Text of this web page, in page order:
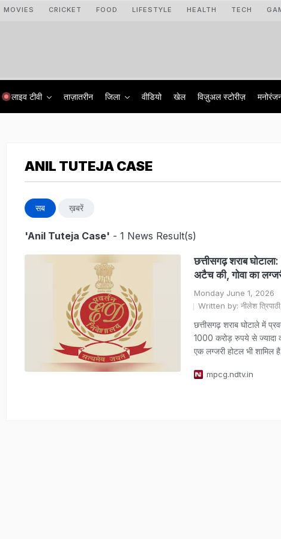
MOVIES CRICKET FOOD LIFESTYLE HEALTH TECH
लाइव टीवी ताज़ातरीन जिला वीडियो खेल विज़ुअल स्टोरीज़
ANIL TUTEJA CASE
सब ख़बरें
'Anil Tuteja Case' - 1 News Result(s)
छत्तीसगढ़ शराब
अटैच की, गोवा का
Monday June 1, 2026
Written by: नीलेश
छत्तीसगढ़ शराब घोटाले में
1000 करोड़ रुपये से ज्यादा
एक लग्जरी होटल भी शामिल
mpcg.ndtv.in